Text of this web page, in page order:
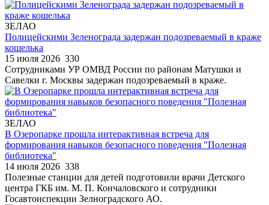
ЗЕЛАО
Полицейскими Зеленограда задержан подозреваемый в краже
кошелька
15 июля 2026 330
Сотрудниками УР ОМВД России по районам Матушки и
Савелки г. Москвы задержан подозреваемый в краже.
ЗЕЛАО
В Озеропарке прошла интерактивная встреча для
формирования навыков безопасного поведения "Полезная
библиотека"
14 июля 2026 338
Полезные станции для детей подготовили врачи Детского
центра ГКБ им. М. П. Кончаловского и сотрудники
Госавтоиспекции Зелноградского АО.